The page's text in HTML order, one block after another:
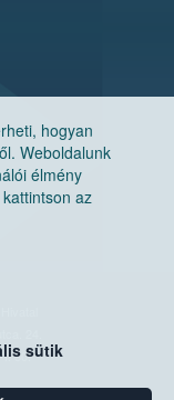
hogyan
Weboldalunk
élmény
az
sütik
30.